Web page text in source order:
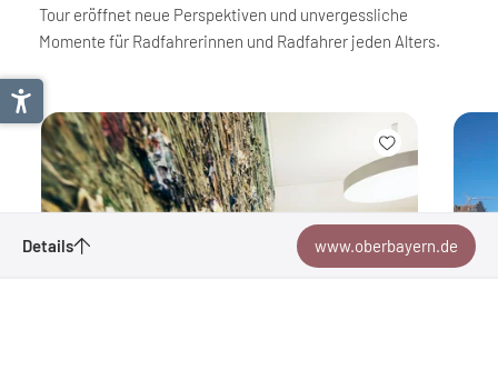
Tour eröffnet neue Perspektiven und unvergessliche
Momente für Radfahrerinnen und Radfahrer jeden Alters.
Details www.oberbayern.de